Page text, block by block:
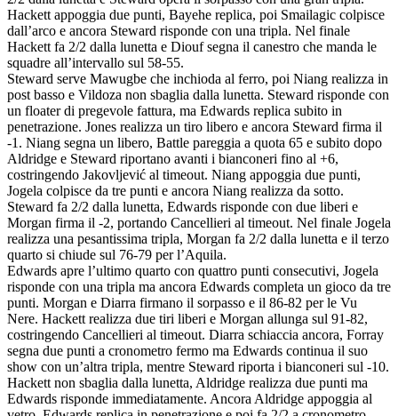
Hackett appoggia due punti, Bayehe replica, poi Smailagic colpisce
dall’arco e ancora Steward risponde con una tripla. Nel finale
Hackett fa 2/2 dalla lunetta e Diouf segna il canestro che manda le
squadre all’intervallo sul 58-55.
Steward serve Mawugbe che inchioda al ferro, poi Niang realizza in
post basso e Vildoza non sbaglia dalla lunetta. Steward risponde con
un floater di pregevole fattura, ma Edwards replica subito in
penetrazione. Jones realizza un tiro libero e ancora Steward firma il
-1. Niang segna un libero, Battle pareggia a quota 65 e subito dopo
Aldridge e Steward riportano avanti i bianconeri fino al +6,
costringendo Jakovljević al timeout. Niang appoggia due punti,
Jogela colpisce da tre punti e ancora Niang realizza da sotto.
Steward fa 2/2 dalla lunetta, Edwards risponde con due liberi e
Morgan firma il -2, portando Cancellieri al timeout. Nel finale Jogela
realizza una pesantissima tripla, Morgan fa 2/2 dalla lunetta e il terzo
quarto si chiude sul 76-79 per l’Aquila.
Edwards apre l’ultimo quarto con quattro punti consecutivi, Jogela
risponde con una tripla ma ancora Edwards completa un gioco da tre
punti. Morgan e Diarra firmano il sorpasso e il 86-82 per le Vu
Nere. Hackett realizza due tiri liberi e Morgan allunga sul 91-82,
costringendo Cancellieri al timeout. Diarra schiaccia ancora, Forray
segna due punti a cronometro fermo ma Edwards continua il suo
show con un’altra tripla, mentre Steward riporta i bianconeri sul -10.
Hackett non sbaglia dalla lunetta, Aldridge realizza due punti ma
Edwards risponde immediatamente. Ancora Aldridge appoggia al